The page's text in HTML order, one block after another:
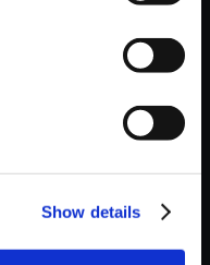
Show details